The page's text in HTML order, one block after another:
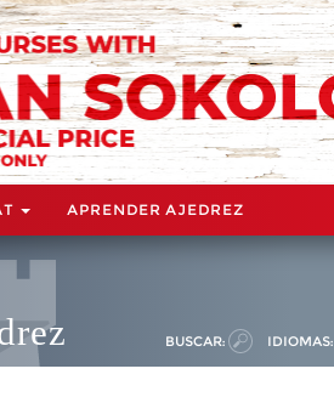
APRENDER AJEDREZ
BUSCAR: IDIOMAS: